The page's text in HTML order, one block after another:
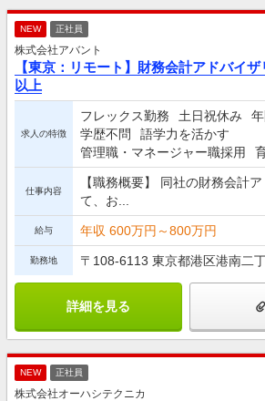
NEW 正社員
株式会社アバント
【東京：リモート】財務会計アドバイ
以上
求人の特徴
フレックス勤務 土日祝休み
学歴不問
語学力を活かす
管理職・マネージャー職採用
仕事内容
【職務概要】 同社の財務会計
て、お...
給与 年収 600万円～800万円
勤務地 〒108-6113 東京都港区港南二
詳細を見る
NEW 正社員
株式会社オーハシテクニカ